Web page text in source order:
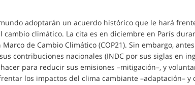
adoptarán un acuerdo histórico que le hará
cambio climático. La cita es en diciembre en París
de Cambio Climático (COP21). Sin embargo,
contribuciones nacionales (INDC por sus siglas en
para reducir sus emisiones –mitigación–, y
los impactos del clima cambiante –adaptación– y